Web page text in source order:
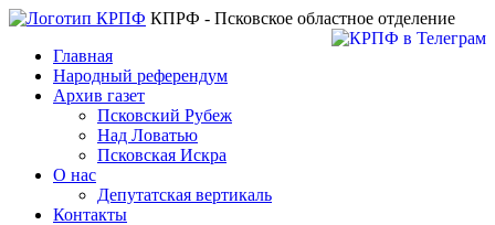
КПРФ - Псковское областное отделение
Главная
Народный референдум
Архив газет
Псковский Рубеж
Над Ловатью
Псковская Искра
О нас
Депутатская вертикаль
Контакты